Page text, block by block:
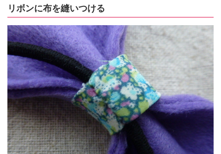
リボンに布を縫いつける